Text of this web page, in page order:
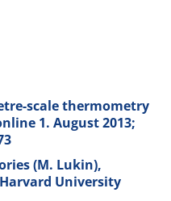
scale thermometry
1. August 2013;
(M. Lukin),
University